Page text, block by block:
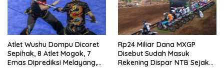
Atlet Wushu Dompu Dicoret
Sepihak, 8 Atlet Mogok, 7
Emas Diprediksi Melayang,
Rp24 Miliar Dana MXGP
Disebut Sudah Masuk
Rekening Dispar NTB Sejak